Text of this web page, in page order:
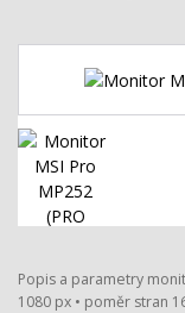
Popis a parametry
1080 px • poměr stran